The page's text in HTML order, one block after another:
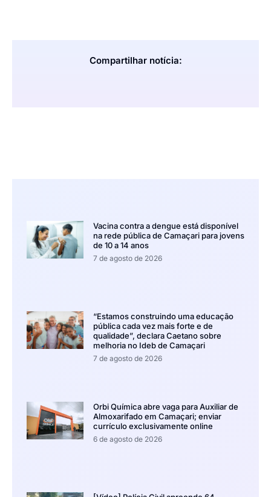
Compartilhar notícia:
Vacina contra a dengue está disponível
na rede pública de Camaçari para jovens
de 10 a 14 anos
7 de agosto de 2026
“Estamos construindo uma educação
pública cada vez mais forte e de
qualidade”, declara Caetano sobre
melhoria no Ideb de Camaçari
7 de agosto de 2026
Orbi Química abre vaga para Auxiliar de
Almoxarifado em Camaçari; enviar
currículo exclusivamente online
6 de agosto de 2026